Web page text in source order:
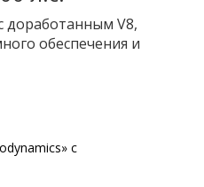
доработанным V8,
обеспечения и
с